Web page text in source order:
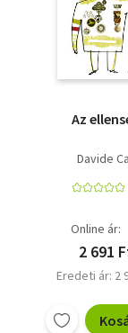
Az
Davide
Online ár:
2 691
Eredeti ár: 2